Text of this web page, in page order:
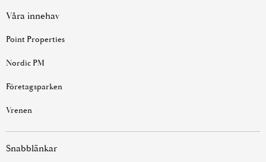
Våra innehav
Point Properties
Nordic PM
Företagsparken
Vrenen
Snabblänkar